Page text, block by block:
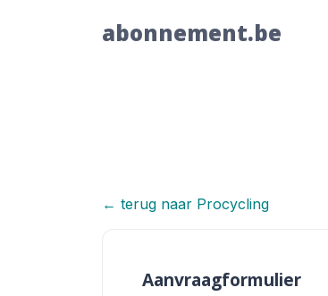
abonnement.be
← terug naar Procycling
Aanvraagformulier